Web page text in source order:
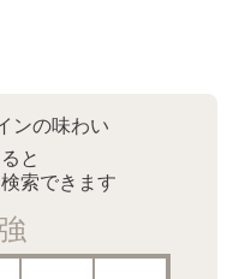
ンの味わい
と
索できます